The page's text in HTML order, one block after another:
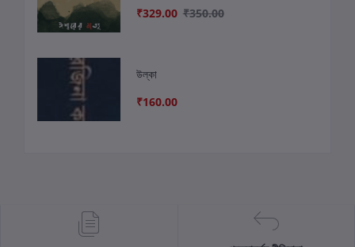
₹329.00 ₹350.00
উল্কা
₹160.00